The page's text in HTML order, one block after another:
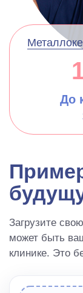
До
Загрузите
может быть
клинике. Это